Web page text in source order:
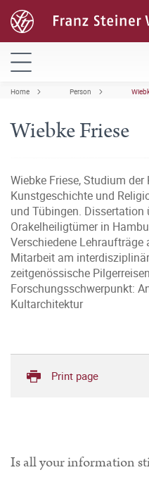
Home Person
Wiebke Friese
Wiebke Friese, Studium
Kunstgeschichte und
und Tübingen.
Orakelheiligtümer in
Verschiedene
Mitarbeit am
zeitgenössische
Forschungsschwerpunkt:
Kultarchitektur
Print page
Is all your information